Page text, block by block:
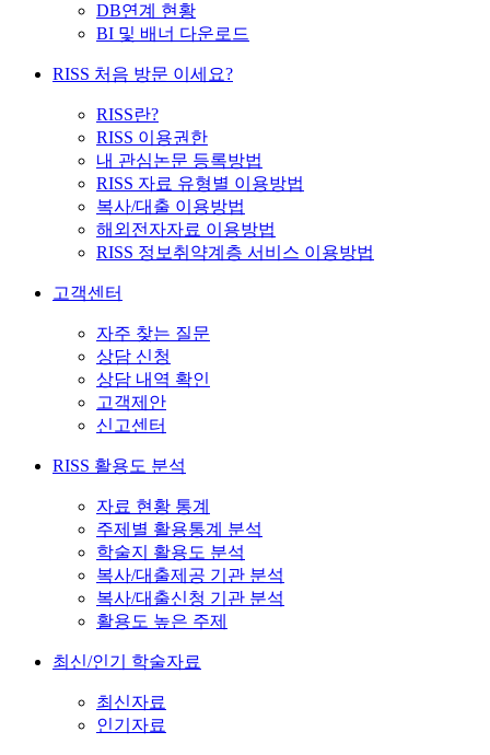
DB연계 현황
BI 및 배너 다운로드
RISS 처음 방문 이세요?
RISS란?
RISS 이용권한
내 관심논문 등록방법
RISS 자료 유형별 이용방법
복사/대출 이용방법
해외전자자료 이용방법
RISS 정보취약계층 서비스 이용방법
고객센터
자주 찾는 질문
상담 신청
상담 내역 확인
고객제안
신고센터
RISS 활용도 분석
자료 현황 통계
주제별 활용통계 분석
학술지 활용도 분석
복사/대출제공 기관 분석
복사/대출신청 기관 분석
활용도 높은 주제
최신/인기 학술자료
최신자료
인기자료